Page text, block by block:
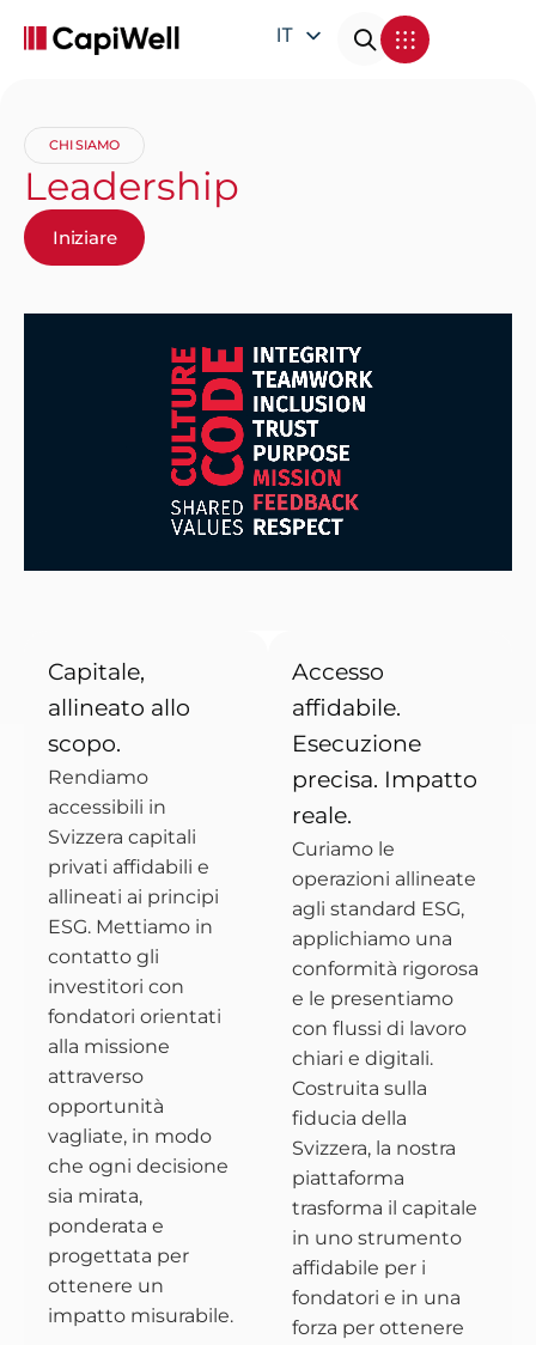
IT
CHI SIAMO
Leadership
Iniziare
Capitale,
allineato allo
scopo.
Rendiamo
accessibili in
Svizzera capitali
privati affidabili e
allineati ai principi
ESG. Mettiamo in
contatto gli
investitori con
fondatori orientati
alla missione
attraverso
opportunità
vagliate, in modo
che ogni decisione
sia mirata,
ponderata e
progettata per
ottenere un
impatto misurabile.
Accesso
affidabile.
Esecuzione
precisa. Impatto
reale.
Curiamo le
operazioni allineate
agli standard ESG,
applichiamo una
conformità rigorosa
e le presentiamo
con flussi di lavoro
chiari e digitali.
Costruita sulla
fiducia della
Svizzera, la nostra
piattaforma
trasforma il capitale
in uno strumento
affidabile per i
fondatori e in una
forza per ottenere